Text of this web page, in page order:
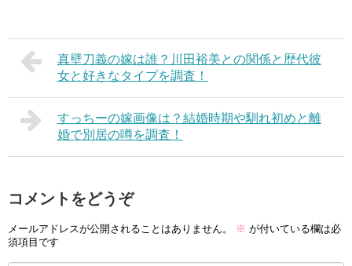
真壁刀義の嫁は誰？川田裕美との関係と歴代彼
女と好きなタイプを調査！
すっちーの嫁画像は？結婚時期や馴れ初めと離
婚で別居の噂を調査！
コメントをどうぞ
メールアドレスが公開されることはありません。 ※ が付いている欄は必
須項目です